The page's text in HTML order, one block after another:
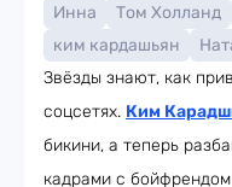
Инна
Том Холланд
ким кардашьян
Звёзды знают, как
соцсетях. Ким
бикини, а теперь
кадрами с